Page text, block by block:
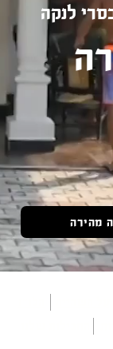
לנקה
מהירה